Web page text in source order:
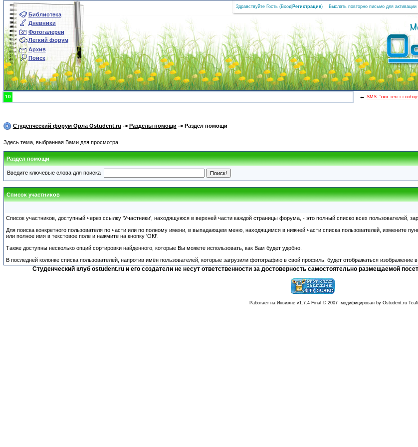
Библиотека
Дневники
Фотогалереи
Легкий форум
Архив
Поиск
Здравствуйте Гость (Вход Регистрация) Выслать повторно письмо для активации
10 ← SMS: "осттекст
Студенческий форум Орла Ostudent.ru -> Разделы помощи -> Раздел помощи
Здесь тема, выбранная Вами для просмотра
Раздел помощи
Введите ключевые слова для поиска
Список участников
Список участников, доступный через ссылку 'Участники', находящуюся в верхней части каждой страницы форума, - это полный списко всех пользователей,
Для поиска конкретного пользователя по части или по полному имени, в выпадающем меню, находящимся в нижней части списка пользователей, измените
или полное имя в текстовое поле и нажмите на кнопку 'ОК!'.
Также доступны несколько опций сортировки найденного, которые Вы можете использовать, как Вам будет удобно.
В последней колонке списка пользователей, напротив имён пользователей, которые загрузили фотографию в свой профиль, будет отображаться изображение
Студенческий клуб ostudent.ru и его создатели не несут ответственности за достоверность самостоятельно размещаемой
Работает на Инвижне v1.7.4 Final © 2007 модифицирован by Ostudent.ru